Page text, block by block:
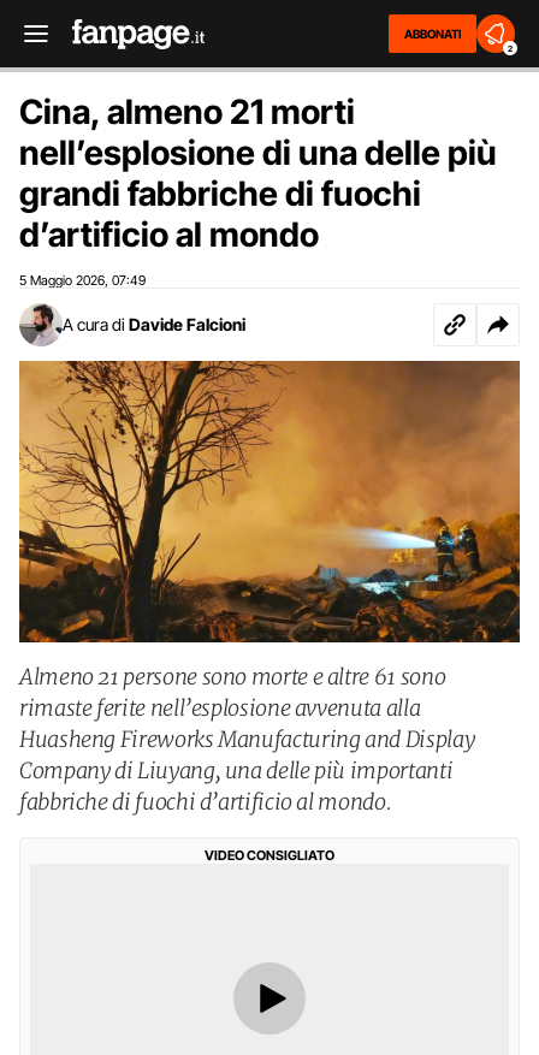
ABBONATI
2
Cina, almeno 21 morti
nell’esplosione di una delle più
grandi fabbriche di fuochi
d’artificio al mondo
5 Maggio 2026 07:49
A cura di Davide Falcioni
Almeno 21 persone sono morte e altre 61 sono
rimaste ferite nell’esplosione avvenuta alla
Huasheng Fireworks Manufacturing and Display
Company di Liuyang, una delle più importanti
fabbriche di fuochi d’artificio al mondo.
VIDEO CONSIGLIATO